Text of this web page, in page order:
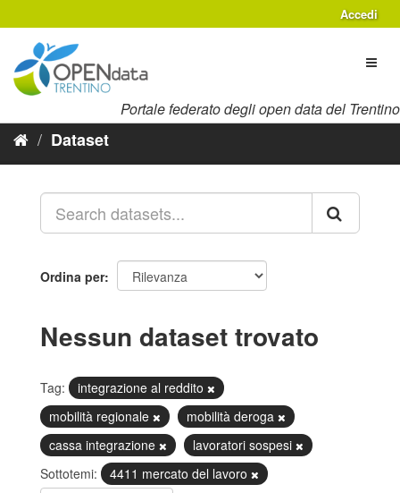
al
contenuto
Accedi
Portale federato degli open data del Trentino
Dataset
Ordina per
Nessun dataset trovato
Tag:
integrazione al reddito
mobilità regionale
mobilità deroga
cassa integrazione
lavoratori sospesi
Sottotemi:
4411 mercato del lavoro